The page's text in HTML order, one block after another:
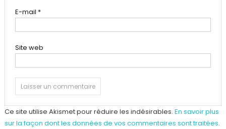
E-mail *
Site web
Ce site utilise Akismet pour réduire les indésirables. En savoir plus
sur la façon dont les données de vos commentaires sont traitées.